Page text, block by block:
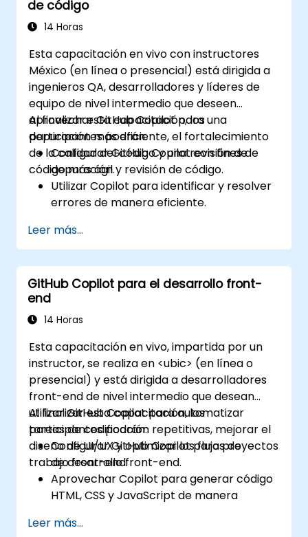
de código coherentes entre los equipos.
Aprovechar las funciones avanzadas de
equipo.
Combinar Copilot con otras
herramientas colaborativas para mayor
eficiencia.
de código
14 Horas
Esta capacitación en vivo con instructores
México (en línea o presencial) está dirigida a
ingenieros QA, desarrolladores y líderes de
equipo de nivel intermedio que deseen
aprovechar GitHub Copilot para una
depuración más eficiente, el fortalecimiento
de la calidad del código y una revisión de
código más ágil.
Al finalizar esta capacitación, los
participantes podrán:
Configurar GitHub Copilot con fines de
depuración y revisión de código.
Utilizar Copilot para identificar y resolver
errores de manera eficiente.
sugerencias asistidas por IA.
Agilizar los procesos de revisión de código
mediante las capacidades de Copilot.
Colaborar eficazmente usando Copilot en
Leer más...
GitHub Copilot para el desarrollo front-
end
14 Horas
Esta capacitación en vivo, impartida por un
instructor, se realiza en <ubic> (en línea o
presencial) y está dirigida a desarrolladores
front-end de nivel intermedio que desean
utilizar GitHub Copilot para automatizar
tareas de codificación repetitivas, mejorar el
diseño de UI/UX y optimizar los flujos de
trabajo front-end.
Al finalizar esta capacitación, los
participantes podrán:
Configurar GitHub Copilot para proyectos
de desarrollo front-end.
Aprovechar Copilot para generar código
HTML, CSS y JavaScript de manera
Mejorar los procesos de diseño de UI/UX
Leer más...